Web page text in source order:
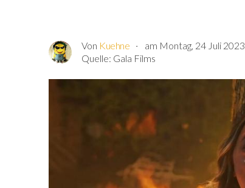
Von Kuehne
am Montag, 24 Juli
Quelle: Gala Films